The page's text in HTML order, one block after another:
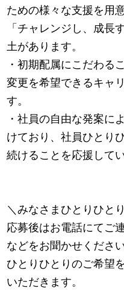
ための様々な支援を用
「チャレンジし、成長
土があります。
・初期配属にこだわる
変更を希望できるキャ
す。
・社員の自由な発案に
けており、社員ひとり
続けることを応援してい
＼みなさまひとりひと
応募後はお電話にてご
などをお聞かせください
ひとりひとりのご希望
いただきます。